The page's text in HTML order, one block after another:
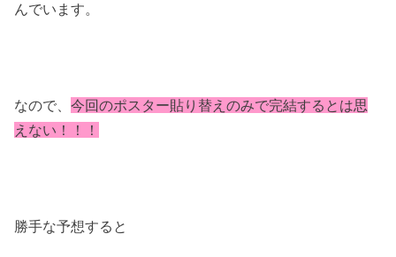
んでいます。
なので、今回のポスター貼り替えのみで完結するとは思
えない！！！
勝手な予想すると